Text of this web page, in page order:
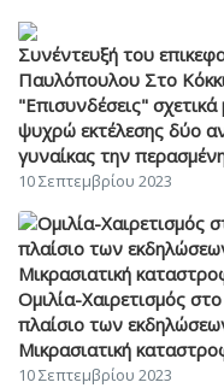
Συνέντευξή του
Παυλόπουλου Στο
"Επισυνδέσεις"
ψυχρώ εκτέλεσης δύο
γυναίκας την
10 Σεπτεμβρίου 2023
Ομιλία-Χαιρετισμός
πλαίσιο των
Μικρασιατική
10 Σεπτεμβρίου 2023